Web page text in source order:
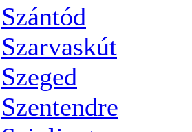
Szántód
Szarvaskút
Szeged
Szentendre